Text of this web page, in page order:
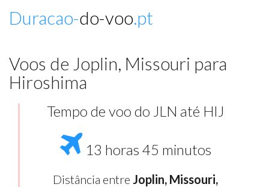
Duracao-do-voo.pt
Voos de Joplin, Missouri para
Hiroshima
Tempo de voo do JLN até HIJ
13 horas 45 minutos
Distância entre Joplin, Missouri,